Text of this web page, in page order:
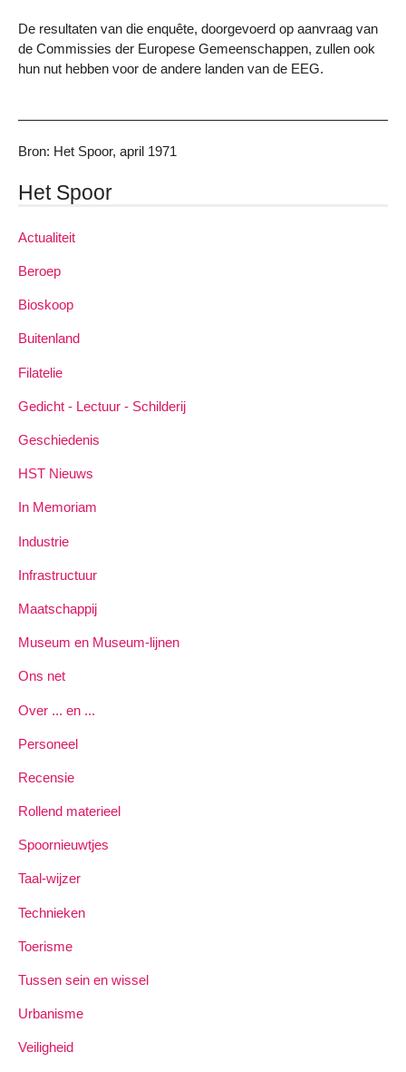
De resultaten van die enquête, doorgevoerd op aanvraag van
de Commissies der Europese Gemeenschappen, zullen ook
hun nut hebben voor de andere landen van de EEG.
Bron: Het Spoor, april 1971
Het Spoor
Actualiteit
Beroep
Bioskoop
Buitenland
Filatelie
Gedicht - Lectuur - Schilderij
Geschiedenis
HST Nieuws
In Memoriam
Industrie
Infrastructuur
Maatschappij
Museum en Museum-lijnen
Ons net
Over ... en ...
Personeel
Recensie
Rollend materieel
Spoornieuwtjes
Taal-wijzer
Technieken
Toerisme
Tussen sein en wissel
Urbanisme
Veiligheid